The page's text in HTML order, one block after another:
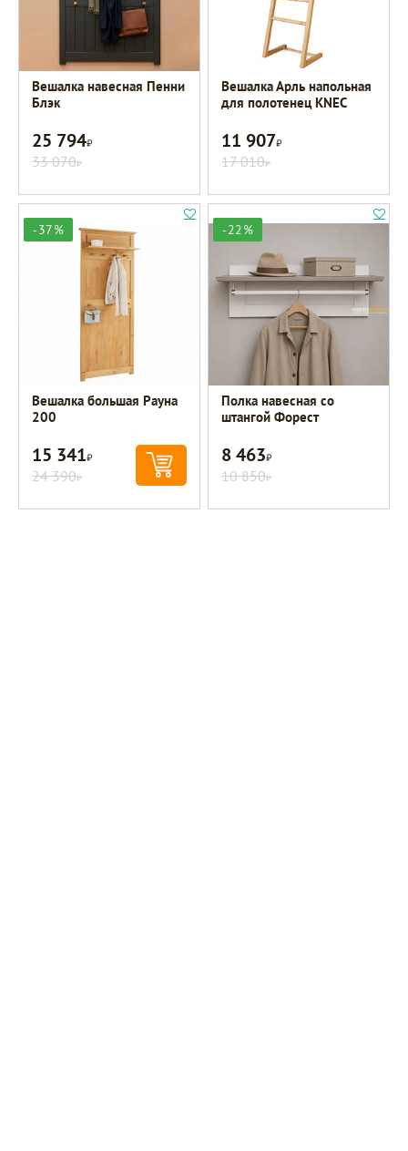
Вешалка навесная Пенни
Блэк
25 794Р
33 070Р
Вешалка Арль напольная
для полотенец KNEC
11 907Р
17 010Р
-37%
Вешалка большая Рауна
200
15 341Р
24 390Р
-22%
Полка навесная со
штангой Форест
8 463Р
10 850Р